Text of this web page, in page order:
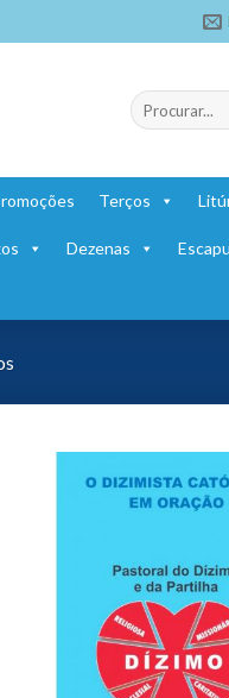
Pesquisar
por:
Terços
Dezenas